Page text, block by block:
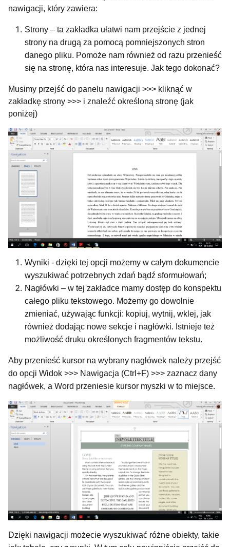
nawigacji, który zawiera:
Strony – ta zakładka ułatwi nam przejście z jednej
strony na drugą za pomocą pomniejszonych stron
danego pliku. Pomoże nam również od razu przenieść
się na stronę, która nas interesuje. Jak tego dokonać?
Musimy przejść do panelu nawigacji >>> kliknąć w
zakładkę strony >>> i znaleźć określoną stronę (jak
poniżej)
Wyniki - dzięki tej opcji możemy w całym dokumencie
wyszukiwać potrzebnych zdań bądź sformułowań;
Nagłówki – w tej zakładce mamy dostęp do konspektu
całego pliku tekstowego. Możemy go dowolnie
zmieniać, używając funkcji: kopiuj, wytnij, wklej, jak
również dodając nowe sekcje i nagłówki. Istnieje też
możliwość druku określonych fragmentów tekstu.
Aby przenieść kursor na wybrany nagłówek należy przejść
do opcji Widok >>> Nawigacja (Ctrl+F) >>> zaznacz dany
nagłówek, a Word przeniesie kursor myszki w to miejsce.
Dzięki nawigacji możecie wyszukiwać różne obiekty, takie